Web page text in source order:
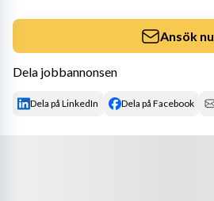
Ansök nu
Dela jobbannonsen
Dela på LinkedIn Dela på Facebook